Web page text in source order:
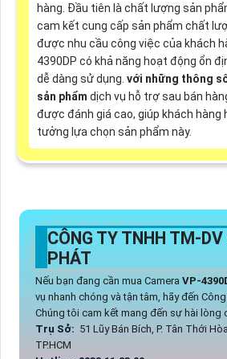
hàng. Đầu tiên là chất lượng sản
cam kết cung cấp sản phẩm chất
được nhu cầu công việc của khách
4390DP có khả năng hoạt động ổn
dễ dàng sử dụng. với những thông
sản phẩm dịch vụ hỗ trợ sau bán
được đánh giá cao, giúp khách hàng
tưởng lựa chọn sản phẩm này.
CÔNG TY TNHH TM-
PHÁT
Nếu bạn đang cần mua Camera VP-
vụ nhanh chóng và tận tâm, hãy đến
Chúng tôi cam kết mang đến sự hài lòng
Trụ Sở: 51 Lũy Bán Bích, P. Tân Thới
TP.HCM